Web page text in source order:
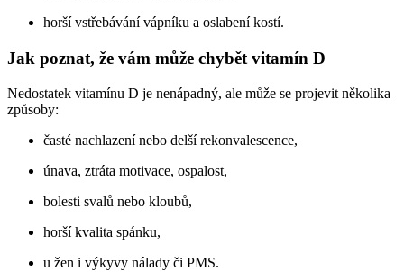
horší vstřebávání vápníku a oslabení kostí.
Jak poznat, že vám může chybět vitamín D
Nedostatek vitamínu D je nenápadný, ale může se projevit několika
způsoby:
časté nachlazení nebo delší rekonvalescence,
únava, ztráta motivace, ospalost,
bolesti svalů nebo kloubů,
horší kvalita spánku,
u žen i výkyvy nálady či PMS.